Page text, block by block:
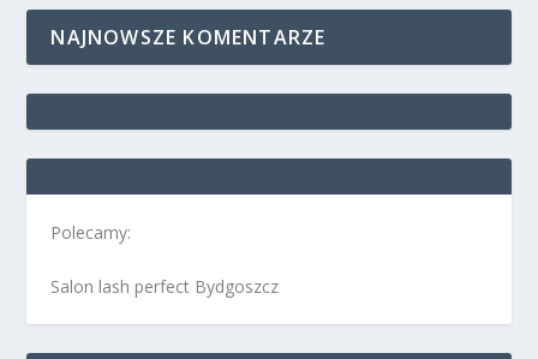
NAJNOWSZE KOMENTARZE
Polecamy:
Salon lash perfect Bydgoszcz